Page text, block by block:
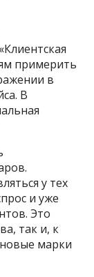
примерить
в
В
у тех
и уже
Это
так и, к
марки